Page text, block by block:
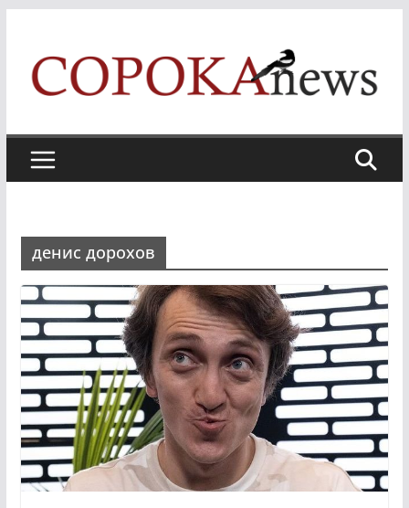
content
денис дорохов